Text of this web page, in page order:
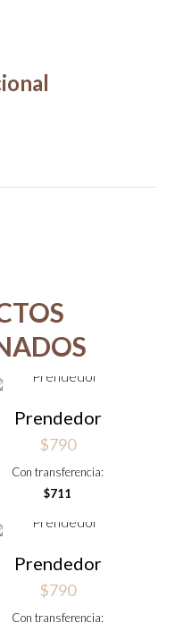
Prendedor
$790
Con transferencia:
$711
Prendedor
$790
Con transferencia: